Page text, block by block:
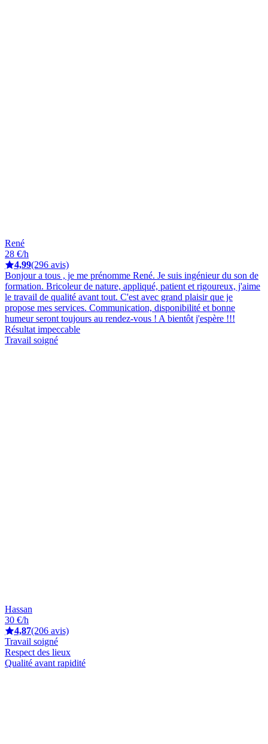
René
28 €/h
4,99(296 avis)
Bonjour a tous , je me prénomme René. Je suis ingénieur du son de
formation. Bricoleur de nature, appliqué, patient et rigoureux, j'aime
le travail de qualité avant tout. C'est avec grand plaisir que je
propose mes services. Communication, disponibilité et bonne
humeur seront toujours au rendez-vous ! A bientôt j'espère !!!
Résultat impeccable
Travail soigné
Hassan
30 €/h
4,87(206 avis)
Travail soigné
Respect des lieux
Qualité avant rapidité